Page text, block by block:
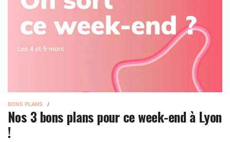
BONS PLANS
Nos 3 bons plans pour ce week-end à Lyon
!